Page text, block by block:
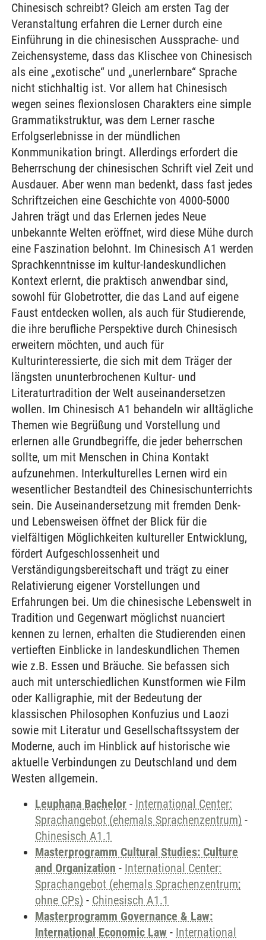
Chinesisch schreibt? Gleich am ersten Tag der
Veranstaltung erfahren die Lerner durch eine
Einführung in die chinesischen Aussprache- und
Zeichensysteme, dass das Klischee von Chinesisch
als eine „exotische“ und „unerlernbare“ Sprache
nicht stichhaltig ist. Vor allem hat Chinesisch
wegen seines flexionslosen Charakters eine simple
Grammatikstruktur, was dem Lerner rasche
Erfolgserlebnisse in der mündlichen
Konmmunikation bringt. Allerdings erfordert die
Beherrschung der chinesischen Schrift viel Zeit und
Ausdauer. Aber wenn man bedenkt, dass fast jedes
Schriftzeichen eine Geschichte von 4000-5000
Jahren trägt und das Erlernen jedes Neue
unbekannte Welten eröffnet, wird diese Mühe durch
eine Faszination belohnt. Im Chinesisch A1 werden
Sprachkenntnisse im kultur-landeskundlichen
Kontext erlernt, die praktisch anwendbar sind,
sowohl für Globetrotter, die das Land auf eigene
Faust entdecken wollen, als auch für Studierende,
die ihre berufliche Perspektive durch Chinesisch
erweitern möchten, und auch für
Kulturinteressierte, die sich mit dem Träger der
längsten ununterbrochenen Kultur- und
Literaturtradition der Welt auseinandersetzen
wollen. Im Chinesisch A1 behandeln wir alltägliche
Themen wie Begrüßung und Vorstellung und
erlernen alle Grundbegriffe, die jeder beherrschen
sollte, um mit Menschen in China Kontakt
aufzunehmen. Interkulturelles Lernen wird ein
wesentlicher Bestandteil des Chinesischunterrichts
sein. Die Auseinandersetzung mit fremden Denk-
und Lebensweisen öffnet der Blick für die
vielfältigen Möglichkeiten kultureller Entwicklung,
fördert Aufgeschlossenheit und
Verständigungsbereitschaft und trägt zu einer
Relativierung eigener Vorstellungen und
Erfahrungen bei. Um die chinesische Lebenswelt in
Tradition und Gegenwart möglichst nuanciert
kennen zu lernen, erhalten die Studierenden einen
vertieften Einblicke in landeskundlichen Themen
wie z.B. Essen und Bräuche. Sie befassen sich
auch mit unterschiedlichen Kunstformen wie Film
oder Kalligraphie, mit der Bedeutung der
klassischen Philosophen Konfuzius und Laozi
sowie mit Literatur und Gesellschaftssystem der
Moderne, auch im Hinblick auf historische wie
aktuelle Verbindungen zu Deutschland und dem
Westen allgemein.
Leuphana Bachelor - International Center:
Sprachangebot (ehemals Sprachenzentrum) -
Chinesisch A1.1
Masterprogramm Cultural Studies: Culture
and Organization - International Center:
Sprachangebot (ehemals Sprachenzentrum;
ohne CPs) - Chinesisch A1.1
Masterprogramm Governance & Law:
International Economic Law - International